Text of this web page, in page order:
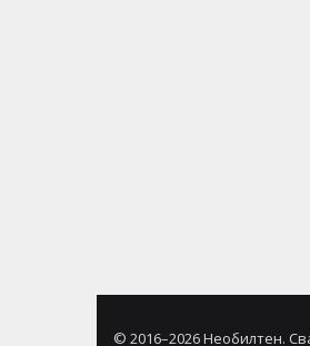
© 2016–2026 Необилтен.